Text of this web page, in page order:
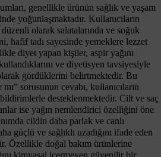
genellikle ürünün sağlık ve yaşam
yoğunlaşmaktadır. Kullanıcıların
düzenli olarak salatalarında ve soğuk
hafif tadı sayesinde yemeklere lezzet
diyet yapan kişiler, aspir yağını
ve diyetisyen tavsiyesiyle
gördüklerini belirtmektedir. Bu
sorusunun cevabı, kullanıcıların
desteklenmektedir. Cilt ve saç
ise yağın nemlendirici özelliğini öne
cildin daha parlak ve canlı
güçlü ve sağlıklı uzadığını ifade eden
Özellikle doğal bakım ürünlerine
kimyasal içermeyen güvenilir bir